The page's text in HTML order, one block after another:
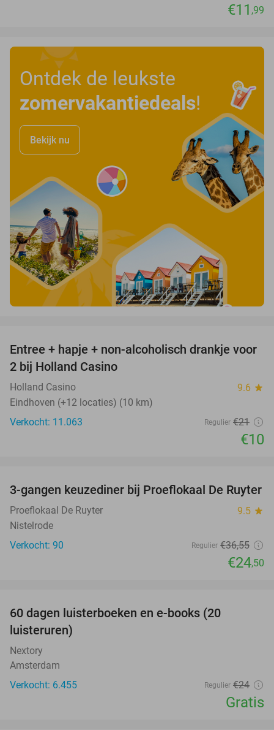
€11 ,99
Ontdek de leukste
zomervakantiedeals!
Bekijk nu
52%
Entree + hapje + non-alcoholisch drankje voor
2 bij Holland Casino
Holland Casino 9.6 star
Eindhoven (+12 locaties) (10 km)
Verkocht: 11.063
Regulier €21
€10
33%
3-gangen keuzediner bij Proeflokaal De Ruyter
Proeflokaal De Ruyter 9.5 star
Nistelrode
Verkocht: 90
Regulier €36,55
€24,50
60 dagen luisterboeken en e-books (20
luisteruren)
Nextory
Amsterdam
Verkocht: 6.455
Regulier €24
Gratis